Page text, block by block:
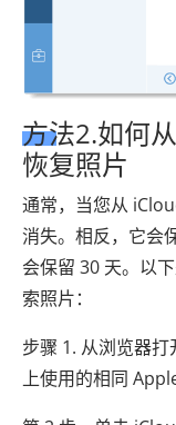
方法2.如何
恢复照片
通常，当您从
消失。相反，它会
会保留 30 天。以
索照片：
步骤 1. 从浏览器打
上使用的相同